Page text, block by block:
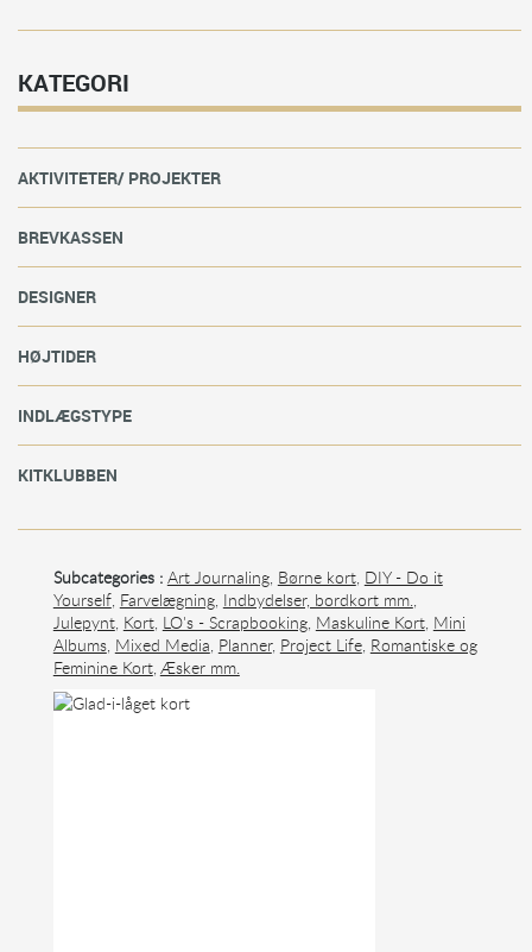
KATEGORI
AKTIVITETER/ PROJEKTER
BREVKASSEN
DESIGNER
HØJTIDER
INDLÆGSTYPE
KITKLUBBEN
Subcategories : Art Journaling, Børne kort, DIY - Do it
Yourself, Farvelægning, Indbydelser, bordkort mm.,
Julepynt, Kort, LO's - Scrapbooking, Maskuline Kort, Mini
Albums, Mixed Media, Planner, Project Life, Romantiske og
Feminine Kort, Æsker mm.